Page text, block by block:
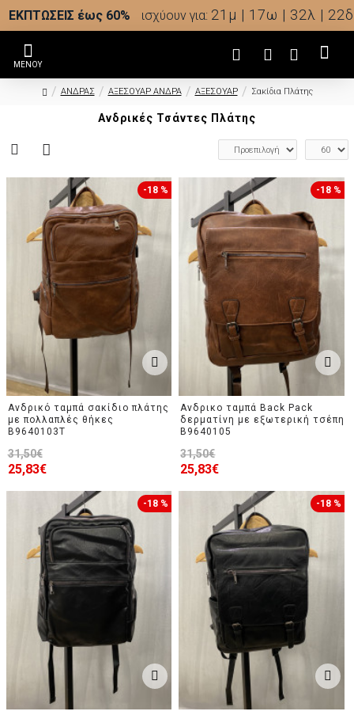
ΕΚΠΤΩΣΕΙΣ έως 60% ισχύουν για: 21μ | 17ω | 32λ | 21δ
ΑΝΔΡΑΣ ΑΞΕΣΟΥΑΡ ΑΝΔΡΑ ΑΞΕΣΟΥΑΡ Σακίδια Πλάτης
Ανδρικές Τσάντες Πλάτης
-18 %
Ανδρικό ταμπά σακίδιο πλάτης
με πολλαπλές θήκες
B9640103T
25,83€
31,50€
-18 %
Ανδρικο ταμπά Back Pack
δερματίνη με εξωτερική τσέπη
B9640105
25,83€
31,50€
-18 % -18 %